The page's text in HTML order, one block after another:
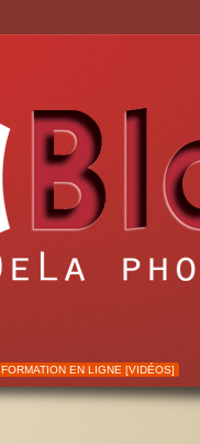
FORMATION EN LIGNE [VIDÉOS]